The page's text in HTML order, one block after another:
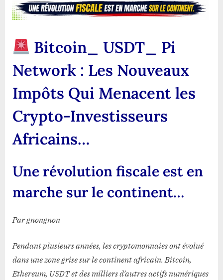
Qui
Menacent
Crypto-
Investisseurs
Africains…
Une
révolution
fiscale
en
continent…
Bitcoin_ USDT_ Pi
Network : Les Nouveaux
Impôts Qui Menacent les
Crypto-Investisseurs
Africains…
Une révolution fiscale est en
marche sur le continent…
Par gnongnon
Pendant plusieurs années, les cryptomonnaies ont évolué
dans une zone grise sur le continent africain. Bitcoin,
Ethereum, USDT et des milliers d’autres actifs numériques